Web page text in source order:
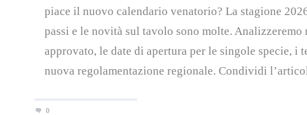
piace il nuovo calendario venatorio? La stagione
passi e le novità sul tavolo sono molte.
approvato, le date di apertura per le singole specie, i
nuova regolamentazione regionale. Condividi
0